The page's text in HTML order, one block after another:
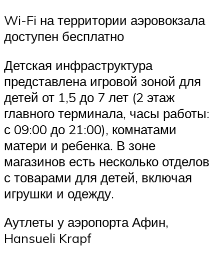
Wi-Fi на территории аэровокзала
доступен бесплатно
Детская инфраструктура
представлена игровой зоной для
детей от 1,5 до 7 лет (2 этаж
главного терминала, часы работы:
с 09:00 до 21:00), комнатами
матери и ребенка. В зоне
магазинов есть несколько отделов
с товарами для детей, включая
игрушки и одежду.
Аутлеты у аэропорта Афин,
Hansueli Krapf